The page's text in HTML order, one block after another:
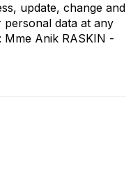
update, change and
data at any
Mme Anik RASKIN -